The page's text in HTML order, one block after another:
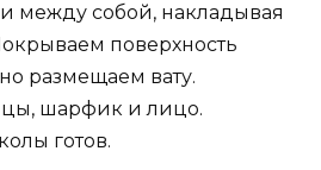
между собой, накладывая
поверхность
размещаем вату.
шарфик и лицо.
готов.